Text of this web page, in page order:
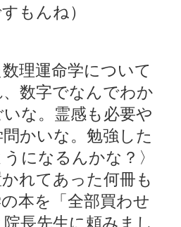
もんね）
理運命学について
数字でなんでわか
な。霊感も必要や
かいな。勉強した
になるんかな？〉
れてあった何冊も
本を「全部買わせ
長先生に頼みまし